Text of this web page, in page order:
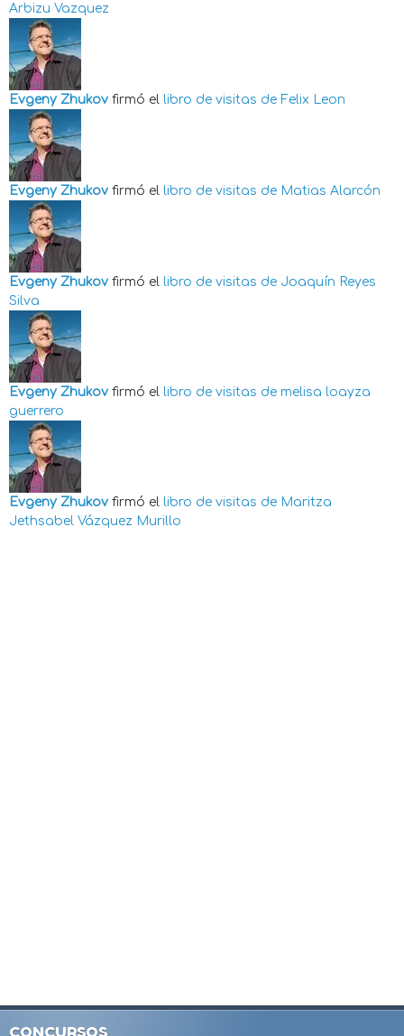
Arbizu Vazquez
Evgeny Zhukov firmó el libro de visitas de Felix Leon
Evgeny Zhukov firmó el libro de visitas de Matias Alarcón
Evgeny Zhukov firmó el libro de visitas de Joaquín Reyes
Silva
Evgeny Zhukov firmó el libro de visitas de melisa loayza
guerrero
Evgeny Zhukov firmó el libro de visitas de Maritza
Jethsabel Vázquez Murillo
CONCURSOS